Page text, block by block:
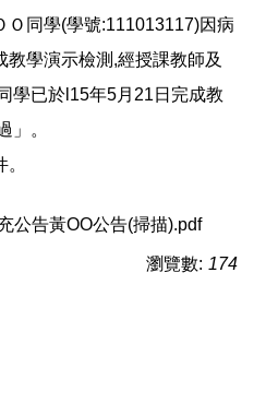
Ｏ同學(學號:111013117)因病
學演示檢測,經授課教師及
學已於l15年5月21日完成教
」。
公告黃OO公告(掃描).pdf
瀏覽數: 174